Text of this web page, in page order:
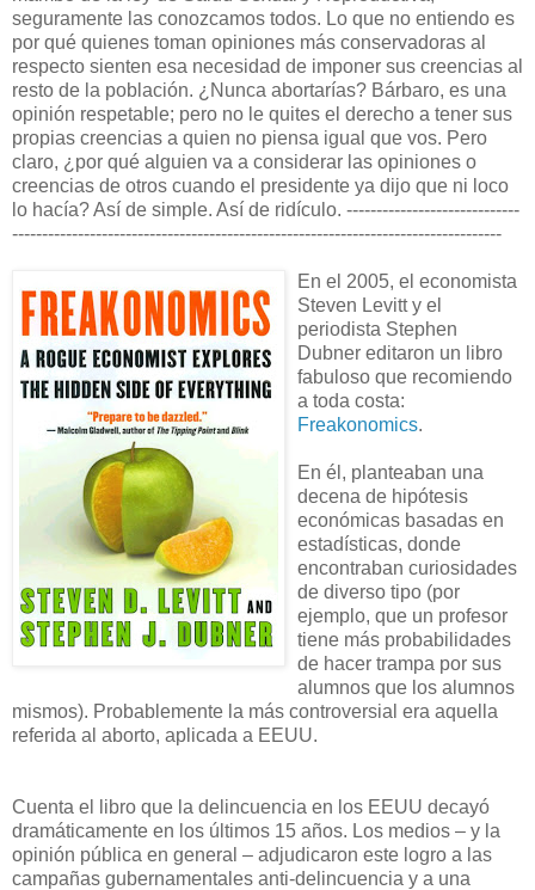
seguramente las conozcamos todos. Lo que no entiendo es
por qué quienes toman opiniones más conservadoras al
respecto sienten esa necesidad de imponer sus creencias al
resto de la población. ¿Nunca abortarías? Bárbaro, es una
opinión respetable; pero no le quites el derecho a tener sus
propias creencias a quien no piensa igual que vos. Pero
claro, ¿por qué alguien va a considerar las opiniones o
creencias de otros cuando el presidente ya dijo que ni loco
lo hacía? Así de simple. Así de ridículo. -----------------------------
----------------------------------------------------------------------------------
En el 2005, el economista
Steven Levitt y el
periodista Stephen
Dubner editaron un libro
fabuloso que recomiendo
a toda costa:
Freakonomics.
En él, planteaban una
decena de hipótesis
económicas basadas en
estadísticas, donde
encontraban curiosidades
de diverso tipo (por
ejemplo, que un profesor
tiene más probabilidades
de hacer trampa por sus
alumnos que los alumnos
mismos). Probablemente la más controversial era aquella
referida al aborto, aplicada a EEUU.
Cuenta el libro que la delincuencia en los EEUU decayó
dramáticamente en los últimos 15 años. Los medios – y la
opinión pública en general – adjudicaron este logro a las
campañas gubernamentales anti-delincuencia y a una